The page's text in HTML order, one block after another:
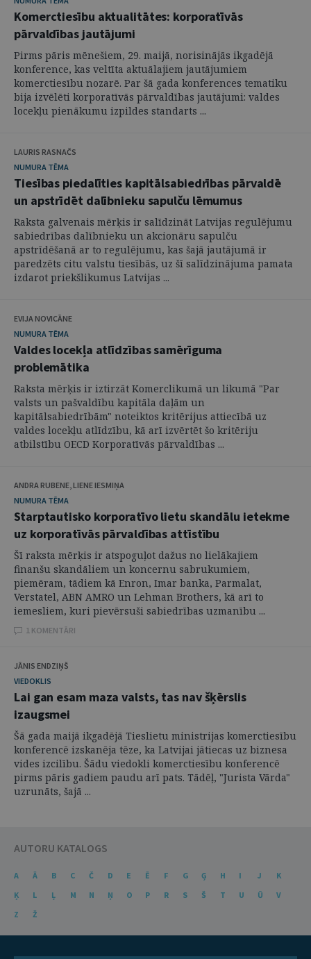
Komerctiesību aktualitātes: korporatīvās
pārvaldības jautājumi
Pirms pāris mēnešiem, 29. maijā, norisinājās ikgadējā
konference, kas veltīta aktuālajiem jautājumiem
komerctiesību nozarē. Par šā gada konferences tematiku
bija izvēlēti korporatīvās pārvaldības jautājumi: valdes
locekļu pienākumu izpildes standarts ...
LAURIS RASNAČS
NUMURA TĒMA
Tiesības piedalīties kapitālsabiedrības pārvaldē
un apstrīdēt dalībnieku sapulču lēmumus
Raksta galvenais mērķis ir salīdzināt Latvijas regulējumu
sabiedrības dalībnieku un akcionāru sapulču
apstrīdēšanā ar to regulējumu, kas šajā jautājumā ir
paredzēts citu valstu tiesībās, uz šī salīdzinājuma pamata
izdarot priekšlikumus Latvijas ...
EVIJA NOVICĀNE
NUMURA TĒMA
Valdes locekļa atlīdzības samērīguma
problemātika
Raksta mērķis ir iztirzāt Komerclikumā un likumā "Par
valsts un pašvaldību kapitāla daļām un
kapitālsabiedrībām" noteiktos kritērijus attiecībā uz
valdes locekļu atlīdzību, kā arī izvērtēt šo kritēriju
atbilstību OECD Korporatīvās pārvaldības ...
ANDRA RUBENE, LIENE IESMIŅA
NUMURA TĒMA
Starptautisko korporatīvo lietu skandālu ietekme
uz korporatīvās pārvaldības attīstību
Šī raksta mērķis ir atspoguļot dažus no lielākajiem
finanšu skandāliem un koncernu sabrukumiem,
piemēram, tādiem kā Enron, Imar banka, Parmalat,
Verstatel, ABN AMRO un Lehman Brothers, kā arī to
iemesliem, kuri pievērsuši sabiedrības uzmanību ...
1 KOMENTĀRI
JĀNIS ENDZIŅŠ
VIEDOKLIS
Lai gan esam maza valsts, tas nav šķērslis
izaugsmei
Šā gada maijā ikgadējā Tieslietu ministrijas komerctiesību
konferencē izskanēja tēze, ka Latvijai jātiecas uz biznesa
vides izcilību. Šādu viedokli komerctiesību konferencē
pirms pāris gadiem paudu arī pats. Tādēļ, "Jurista Vārda"
uzrunāts, šajā ...
AUTORU KATALOGS
A Ā B C Č D E Ē F G Ģ H I J
K
Ķ
L Ļ M N Ņ O P R S Š T U Ū
V
Z
Ž